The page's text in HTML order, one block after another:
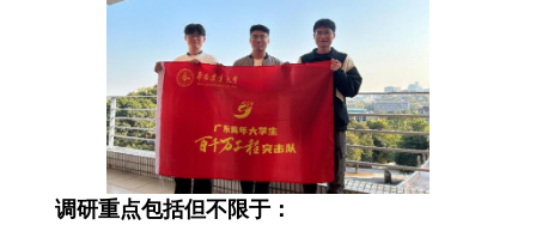
调研重点包括但不限于：